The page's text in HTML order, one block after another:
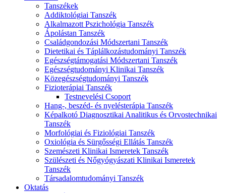
Tanszékek
Addiktológiai Tanszék
Alkalmazott Pszichológia Tanszék
Ápolástan Tanszék
Családgondozási Módszertani Tanszék
Dietetikai és Táplálkozástudományi Tanszék
Egészségtámogatási Módszertani Tanszék
Egészségtudományi Klinikai Tanszék
Közegészségtudományi Tanszék
Fizioterápiai Tanszék
Testnevelési Csoport
Hang-, beszéd- és nyelésterápia Tanszék
Képalkotó Diagnosztikai Analitikus és Orvostechnikai
Tanszék
Morfológiai és Fiziológiai Tanszék
Oxiológia és Sürgősségi Ellátás Tanszék
Szemészeti Klinikai Ismeretek Tanszék
Szülészeti és Nőgyógyászati Klinikai Ismeretek
Tanszék
Társadalomtudományi Tanszék
Oktatás